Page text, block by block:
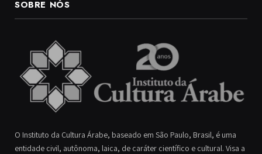
SOBRE NÓS
O Instituto da Cultura Árabe, baseado em São Paulo, Brasil, é uma
entidade civil, autônoma, laica, de caráter científico e cultural. Visa a